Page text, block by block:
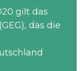
gilt das
das die